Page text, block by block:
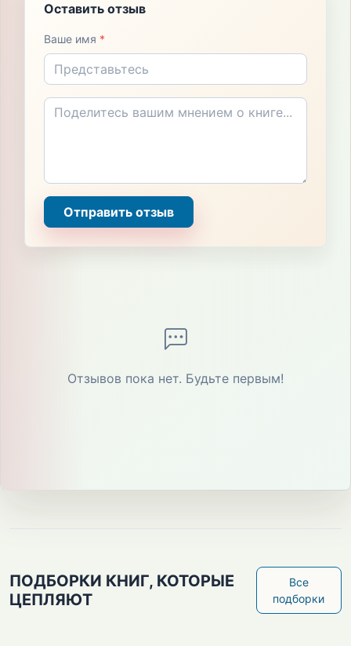
Оставить отзыв
Ваше имя *
Отправить отзыв
Отзывов пока нет. Будьте первым!
ПОДБОРКИ КНИГ, КОТОРЫЕ
ЦЕПЛЯЮТ
Все
подборки